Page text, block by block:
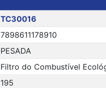
TC30016
7898611178910
PESADA
Filtro do Combustível
195